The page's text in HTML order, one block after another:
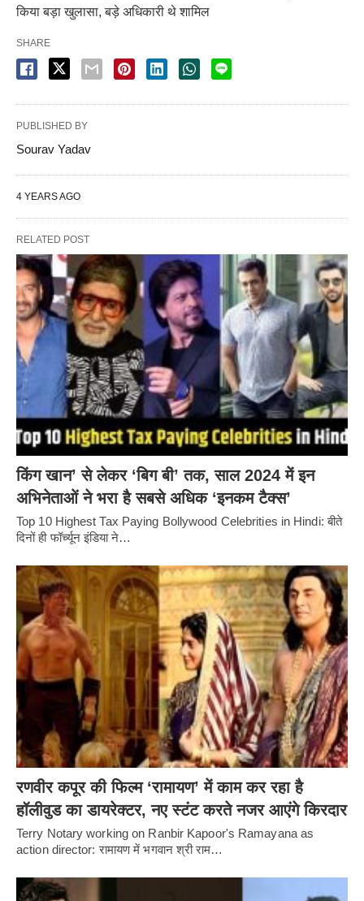
किया बड़ा खुलासा, बड़े अधिकारी थे शामिल
SHARE
PUBLISHED BY
Sourav Yadav
4 YEARS AGO
RELATED POST
किंग खान’ से लेकर ‘बिग बी’ तक, साल 2024 में इन
अभिनेताओं ने भरा है सबसे अधिक ‘इनकम टैक्स’
Top 10 Highest Tax Paying Bollywood Celebrities in Hindi: बीते
दिनों ही फॉर्च्यून इंडिया ने…
रणवीर कपूर की फिल्म ‘रामायण’ में काम कर रहा है
हॉलीवुड का डायरेक्टर, नए स्टंट करते नजर आएंगे किरदार
Terry Notary working on Ranbir Kapoor's Ramayana as
action director: रामायण में भगवान श्री राम…